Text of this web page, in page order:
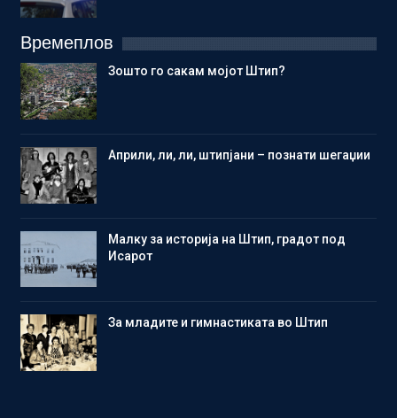
Времеплов
Зошто го сакам мојот Штип?
Aприли, ли, ли, штипјани – познати шегаџии
Малку за историја на Штип, градот под
Исарот
Зa младите и гимнастиката во Штип